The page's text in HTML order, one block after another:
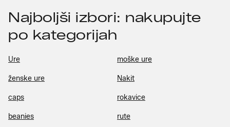
Najboljši izbori: nakupujte
po kategorijah
Ure moške ure
ženske ure Nakit
caps rokavice
beanies rute